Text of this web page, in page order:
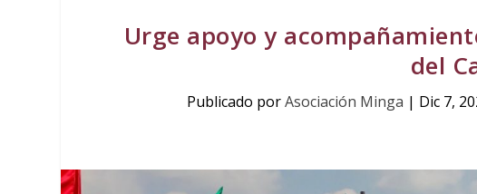
Urge apoyo y
del
Publicado porAsociación Minga | Dic 7,